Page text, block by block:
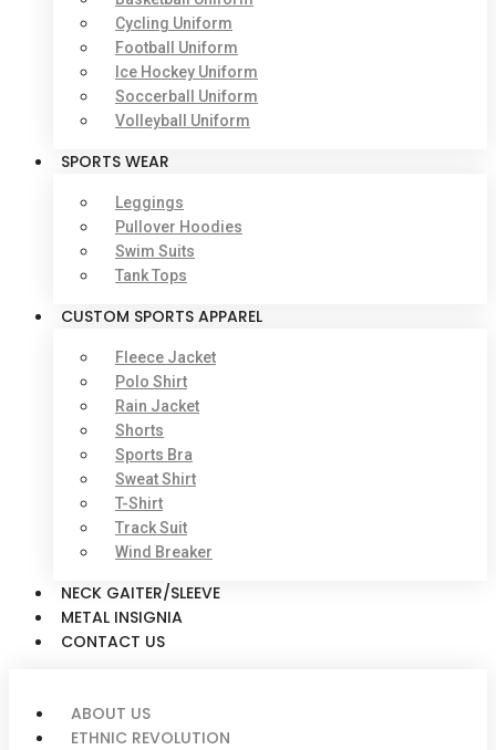
Cycling Uniform
Football Uniform
Ice Hockey Uniform
Soccerball Uniform
Volleyball Uniform
SPORTS WEAR
Leggings
Pullover Hoodies
Swim Suits
Tank Tops
CUSTOM SPORTS APPAREL
Fleece Jacket
Polo Shirt
Rain Jacket
Shorts
Sports Bra
Sweat Shirt
T-Shirt
Track Suit
Wind Breaker
NECK GAITER/SLEEVE
METAL INSIGNIA
CONTACT US
ABOUT US
ETHNIC REVOLUTION